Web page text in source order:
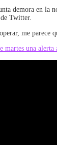
demora en la
Twitter.
me
una alerta